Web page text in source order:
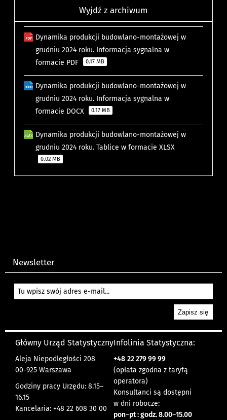
Wyjdź z archiwum
Dynamika produkcji budowlano-montażowej w
grudniu 2024 roku. Informacja sygnalna w
formacie PDF
0.17 MB
Dynamika produkcji budowlano-montażowej w
grudniu 2024 roku. Informacja sygnalna w
formacie DOCX
0.17 MB
Dynamika produkcji budowlano-montażowej w
grudniu 2024 roku. Tablice w formacie XLSX
0.02 MB
Newsletter
Główny Urząd Statystyczny
Aleja Niepodległości 208
00-925 Warszawa
Godziny pracy Urzędu: 8.15–
16.15
Kancelaria: +48 22 608 30 00
Infolinia Statystyczna:
+48 22 279 99 99
(opłata zgodna z taryfą
operatora)
Konsultanci są dostępni
w dni robocze:
pon–pt : godz. 8.00–15.00